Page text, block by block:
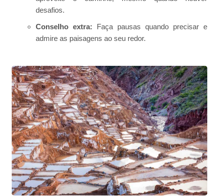
desafios.
Conselho extra: Faça pausas quando precisar e
admire as paisagens ao seu redor.